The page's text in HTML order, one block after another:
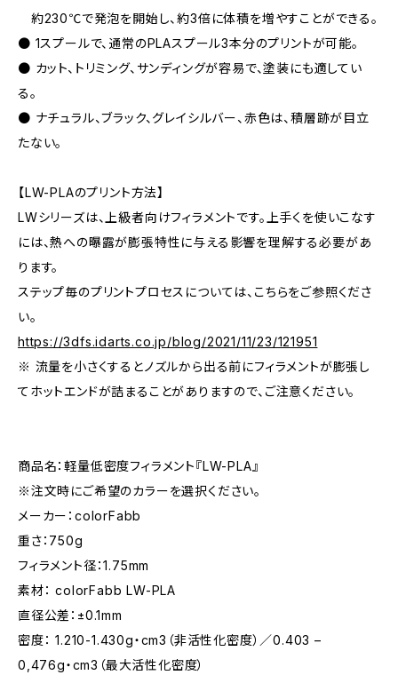
約230℃で発泡を開始し、約3倍に体積を増やすことができる。
● 1スプールで、通常のPLAスプール3本分のプリントが可能。
● カット、トリミング、サンディングが容易で、塗装にも適してい
る。
● ナチュラル、ブラック、グレイシルバー、赤色は、積層跡が目立
たない。
【LW-PLAのプリント方法】
LWシリーズは、上級者向けフィラメントです。上手くを使いこなす
には、熱への曝露が膨張特性に与える影響を理解する必要があ
ります。
ステップ毎のプリントプロセスについては、こちらをご参照くださ
い。
https://3dfs.idarts.co.jp/blog/2021/11/23/121951
※ 流量を小さくするとノズルから出る前にフィラメントが膨張し
てホットエンドが詰まることがありますので、ご注意ください。
商品名：軽量低密度フィラメント『LW-PLA』
※注文時にご希望のカラーを選択ください。
メーカー：colorFabb
重さ：750g
フィラメント径：1.75mm
素材： colorFabb LW-PLA
直径公差：±0.1mm
密度： 1.210-1.430g・cm3（非活性化密度）／0.403 –
0,476g・cm3（最大活性化密度）